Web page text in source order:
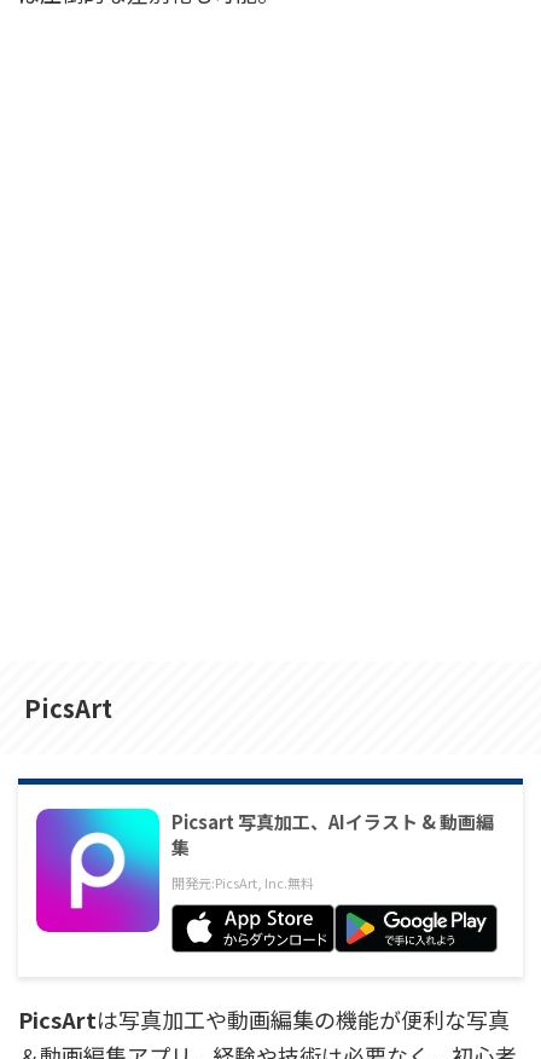
PicsArt
Picsart 写真加工、AIイラスト & 動画編
集
開発元:PicsArt, Inc.無料
PicsArtは写真加工や動画編集の機能が便利な写真